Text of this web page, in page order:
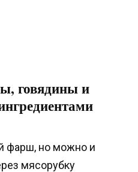
говядины и
фарш, но можно и
мясорубку